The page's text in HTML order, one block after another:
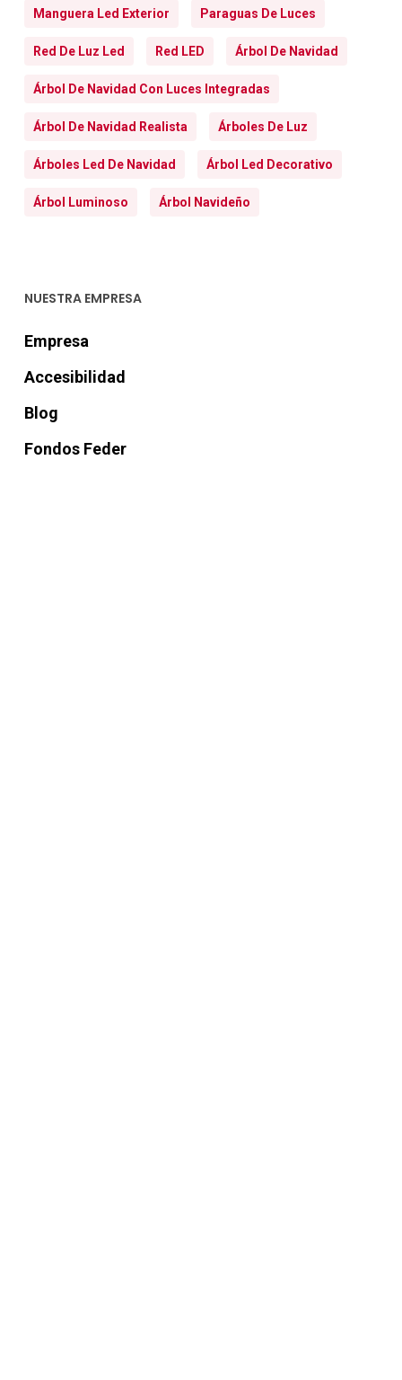
Manguera Led Exterior Paraguas De Luces
Red De Luz Led Red LED Árbol De Navidad
Árbol De Navidad Con Luces Integradas
Árbol De Navidad Realista Árboles De Luz
Árboles Led De Navidad Árbol Led Decorativo
Árbol Luminoso Árbol Navideño
NUESTRA EMPRESA
Empresa
Accesibilidad
Blog
Fondos Feder